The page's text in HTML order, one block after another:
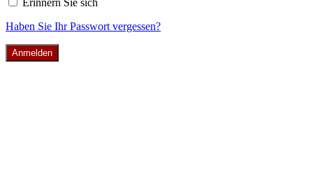
Erinnern Sie sich
Haben Sie Ihr Passwort vergessen?